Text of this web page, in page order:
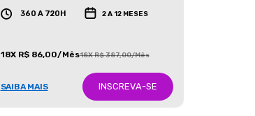
360 A 720H 2 A 12 MESES
18X R$ 86,00/Mês18X R$ 387,00/Mês
SAIBA MAIS INSCREVA-SE